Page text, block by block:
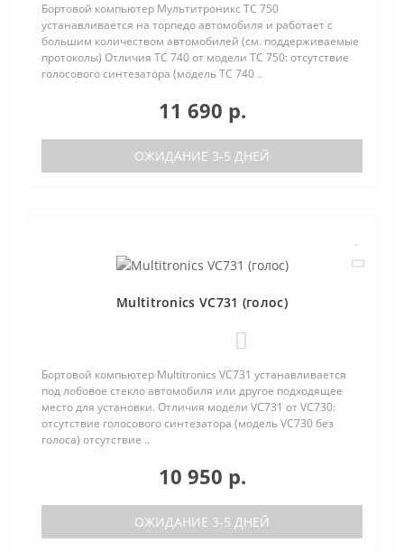
Бортовой компьютер Мультитроникс TC 750
устанавливается на торпедо автомобиля и работает с
большим количеством автомобилей (см. поддерживаемые
протоколы) Отличия TC 740 от модели TC 750: отсутствие
голосового синтезатора (модель TC 740 ..
11 690 р.
ОЖИДАНИЕ 3-5 ДНЕЙ
Multitronics VC731 (голос)
Бортовой компьютер Multitronics VC731 устанавливается
под лобовое стекло автомобиля или другое подходящее
место для установки. Отличия модели VC731 от VC730:
отсутствие голосового синтезатора (модель VC730 без
голоса) отсутствие ..
10 950 р.
ОЖИДАНИЕ 3-5 ДНЕЙ